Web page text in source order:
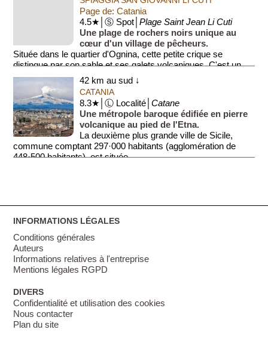
Page de: Catania
4.5★│Ⓢ Spot│Plage Saint Jean Li Cuti
Une plage de rochers noirs unique au
cœur d'un village de pêcheurs.
Située dans le quartier d'Ognina, cette petite crique se
distingue par son sable et ses galets volcaniques. C'est un
lieu authen...
42 km au sud ↓
CATANIA
8.3★│Ⓛ Localité│Catane
Une métropole baroque édifiée en pierre
volcanique au pied de l'Etna.
La deuxième plus grande ville de Sicile,
commune comptant 297·000 habitants (agglomération de
448·500 habitants), est située ...
INFORMATIONS LÉGALES
Conditions générales
Auteurs
Informations relatives à l'entreprise
Mentions légales RGPD
DIVERS
Confidentialité et utilisation des cookies
Nous contacter
Plan du site